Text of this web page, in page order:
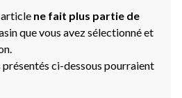
article ne fait plus partie de
que vous avez sélectionné et
ci-dessous pourraient